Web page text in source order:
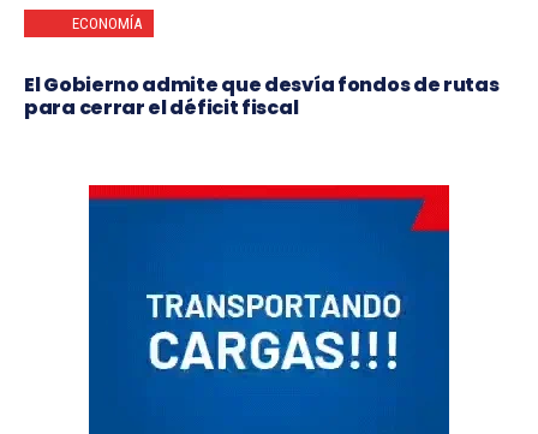
ECONOMÍA
El Gobierno admite que desvía fondos de rutas
para cerrar el déficit fiscal